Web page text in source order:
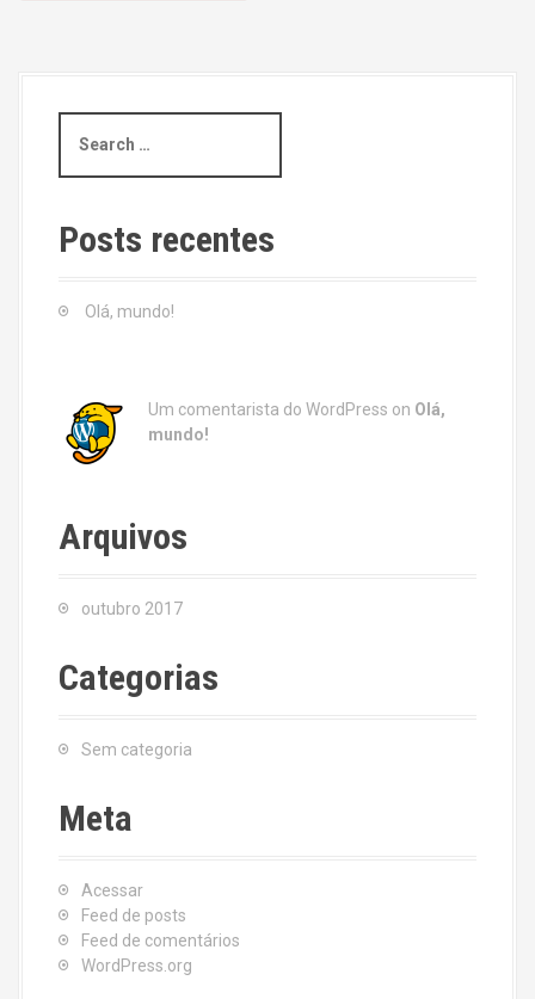
a
c
h
Posts recentes
Olá, mundo!
Um comentarista do WordPress on Olá,
mundo!
Arquivos
outubro 2017
Categorias
Sem categoria
Meta
Acessar
Feed de posts
Feed de comentários
WordPress.org